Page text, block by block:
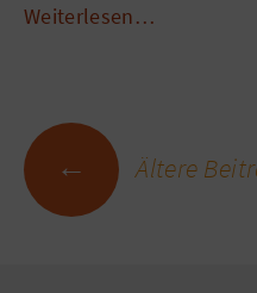
Weiterlesen…
← Ältere